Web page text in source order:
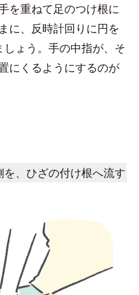
を重ねて足のつけ根に
に、反時計回りに円を
ょう。手の中指が、そ
にくるようにするのが
、ひざの付け根へ流す